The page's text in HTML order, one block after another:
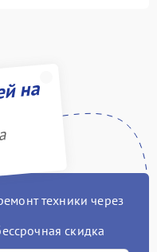
на
техники через
скидка